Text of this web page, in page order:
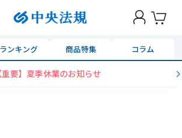
ランキング 商品特集 コラム
重要】夏季休業のお知らせ